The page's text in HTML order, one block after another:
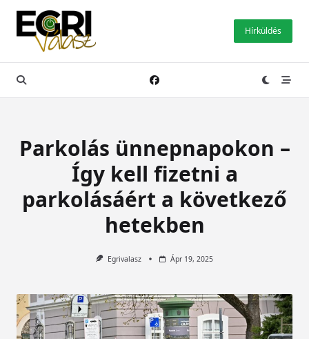
Skip
content
Hírküldés
Parkolás ünnepnapokon –
Így kell fizetni a
parkolásáért a következő
hetekben
Egrivalasz Ápr 19, 2025